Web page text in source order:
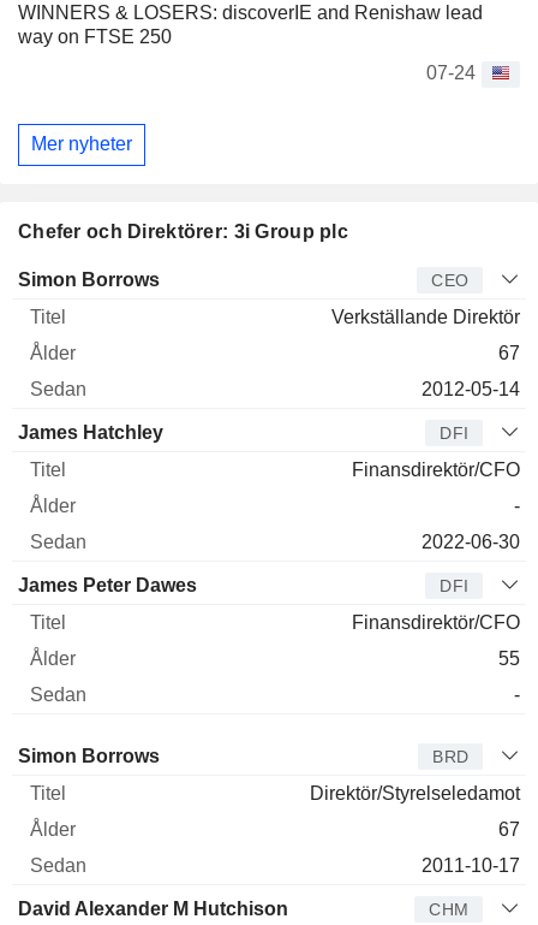
WINNERS & LOSERS: discoverIE and Renishaw lead
way on FTSE 250
07-24
Mer nyheter
Chefer och Direktörer: 3i Group plc
Verkställande
Simon Borrows CEO
Verkställande Direktör
67
2012-05-14
James Hatchley DFI
Finansdirektör/CFO
-
2022-06-30
James Peter Dawes DFI
Finansdirektör/CFO
55
-
Styrelseledamot
Simon Borrows BRD
Direktör/Styrelseledamot
67
2011-10-17
David Alexander M Hutchison CHM